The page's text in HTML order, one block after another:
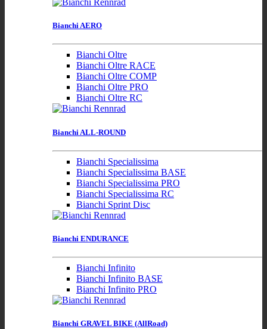
Bianchi AERO
Bianchi Oltre
Bianchi Oltre RACE
Bianchi Oltre COMP
Bianchi Oltre PRO
Bianchi Oltre RC
Bianchi ALL-ROUND
Bianchi Specialissima
Bianchi Specialissima BASE
Bianchi Specialissima PRO
Bianchi Specialissima RC
Bianchi Sprint Disc
Bianchi ENDURANCE
Bianchi Infinito
Bianchi Infinito BASE
Bianchi Infinito PRO
Bianchi GRAVEL BIKE (AllRoad)